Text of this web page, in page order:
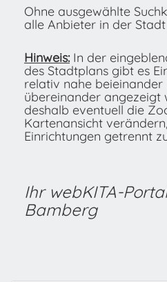
Ohne ausgewählte
alle Anbieter in der
Hinweis: In der
des Stadtplans gibt es
relativ nahe beieinander
übereinander angezeigt
deshalb eventuell die
Kartenansicht
Einrichtungen getrennt
Ihr webKITA-
Bamberg